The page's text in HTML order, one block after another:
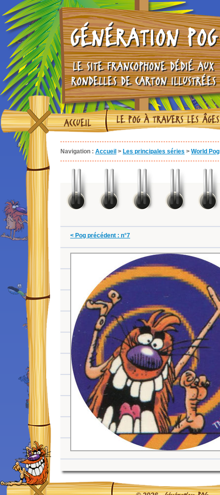
GÉNÉRATION POG
LE SITE FRANCOPHONE DÉDIÉ AUX
RONDELLES DE CARTON ILLUSTRÉES
ACCUEIL LE POG À TRAVERS LES ÂGES
Navigation : Accueil > Les principales séries > World
< Pog précédent : n°7